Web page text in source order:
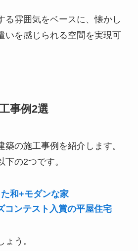
る雰囲気をベースに、懐かし
いを感じられる空間を実現可
事例2選
築の施工事例を紹介します。
の2つです。
和+モダンな家
コンテスト入賞の平屋住宅
う。